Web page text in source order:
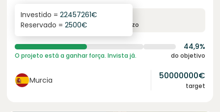
6.3%
juro anual prazo
Investido = 22457261€
Reservado = 2500€
44,9%
O projeto está a ganhar força. Invista já. do objetivo
Murcia 50000000€
target